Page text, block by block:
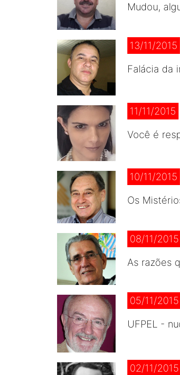
Mudou,
13/11/2015
Falácia da
11/11/2015
Você é
10/11/2015
Os
08/11/2015
As razões
05/11/2015
UFPEL -
02/11/2015